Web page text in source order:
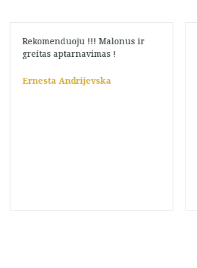
Rekomenduoju !!! Malonus ir
greitas aptarnavimas !
Ernesta Andrijevska